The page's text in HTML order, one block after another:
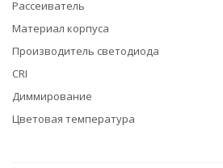
Рассеиватель
Материал корпуса
Производитель светодиода
CRI
Диммирование
Цветовая температура